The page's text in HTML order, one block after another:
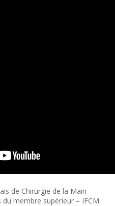
de Chirurgie de la Main
membre supérieur – IFCM